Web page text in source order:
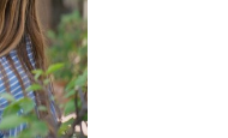
男人總是
驗中，跟
全感的肢